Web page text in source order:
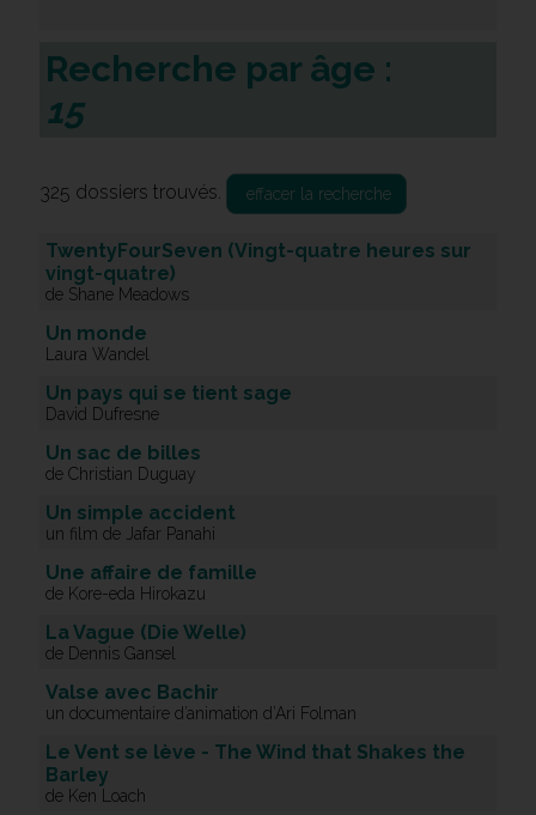
Recherche par âge :
15
325 dossiers trouvés. effacer la recherche
TwentyFourSeven (Vingt-quatre heures sur
vingt-quatre)
de Shane Meadows
Un monde
Laura Wandel
Un pays qui se tient sage
David Dufresne
Un sac de billes
de Christian Duguay
Un simple accident
un film de Jafar Panahi
Une affaire de famille
de Kore-eda Hirokazu
La Vague (Die Welle)
de Dennis Gansel
Valse avec Bachir
un documentaire d’animation d’Ari Folman
Le Vent se lève - The Wind that Shakes the
Barley
de Ken Loach